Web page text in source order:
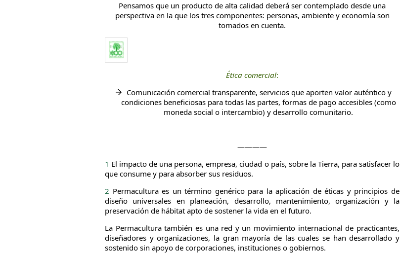
Pensamos que un producto de alta calidad deberá ser contemplado desde una
perspectiva en la que los tres componentes: personas, ambiente y economía son
tomados en cuenta.
Ética comercial:
Comunicación comercial transparente, servicios que aporten valor auténtico y
condiciones beneficiosas para todas las partes, formas de pago accesibles (como
moneda social o intercambio) y desarrollo comunitario.
————
1 El impacto de una persona, empresa, ciudad o país, sobre la Tierra, para satisfacer lo
que consume y para absorber sus residuos.
2 Permacultura es un término genérico para la aplicación de éticas y principios de
diseño universales en planeación, desarrollo, mantenimiento, organización y la
preservación de hábitat apto de sostener la vida en el futuro.
La Permacultura también es una red y un movimiento internacional de practicantes,
diseñadores y organizaciones, la gran mayoría de las cuales se han desarrollado y
sostenido sin apoyo de corporaciones, instituciones o gobiernos.